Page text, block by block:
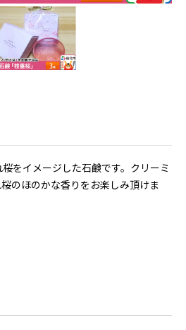
をイメージした石鹸です。クリーミ
のほのかな香りをお楽しみ頂けま